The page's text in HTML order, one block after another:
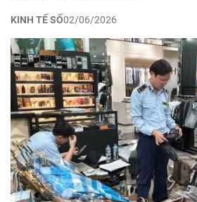
KINH TẾ SỐ02/06/2026